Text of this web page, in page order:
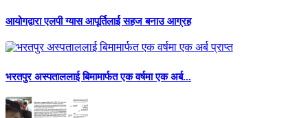
आयोगद्वारा एलपी ग्यास आपूर्तिलाई सहज बनाउ आग्रह
भरतपुर अस्पताललाई बिमामार्फत एक वर्षमा एक अर्ब...